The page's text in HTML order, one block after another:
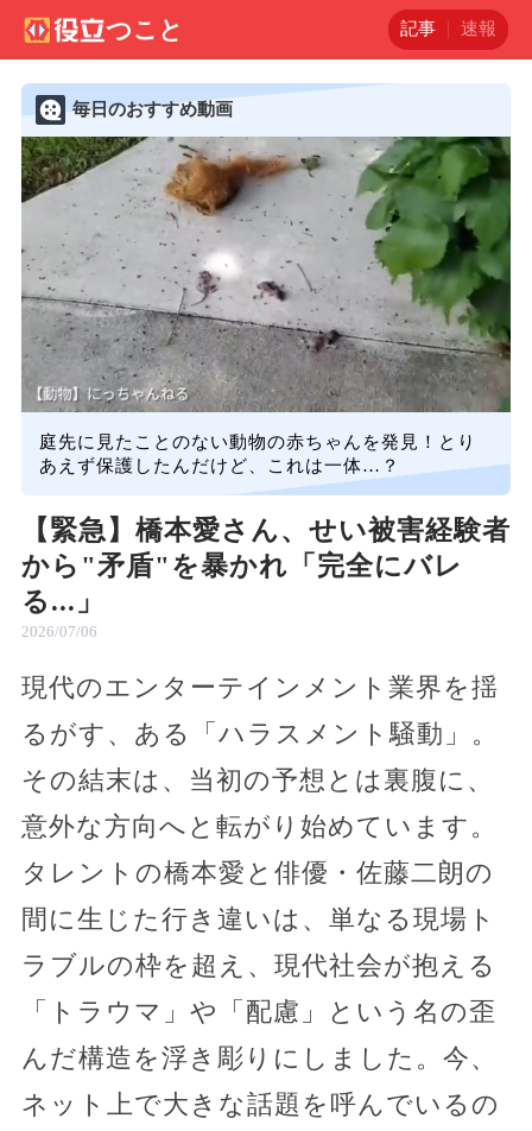
記事 速報
毎日のおすすめ動画
庭先に見たことのない動物の赤ちゃんを発見！とり
あえず保護したんだけど、これは一体…？
【緊急】橋本愛さん、せい被害経験者
から"矛盾"を暴かれ「完全にバレ
る...」
2026/07/06
現代のエンターテインメント業界を揺
るがす、ある「ハラスメント騒動」。
その結末は、当初の予想とは裏腹に、
意外な方向へと転がり始めています。
タレントの橋本愛と俳優・佐藤二朗の
間に生じた行き違いは、単なる現場ト
ラブルの枠を超え、現代社会が抱える
「トラウマ」や「配慮」という名の歪
んだ構造を浮き彫りにしました。今、
ネット上で大きな話題を呼んでいるの